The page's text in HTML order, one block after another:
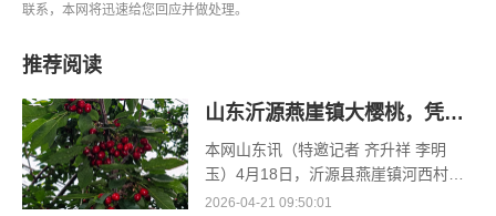
联系，本网将迅速给您回应并做处理。
推荐阅读
山东沂源燕崖镇大樱桃，凭什么一路领“鲜”
本网山东讯（特邀记者 齐升祥 李明
玉）4月18日，沂源县燕崖镇河西村孟
凡红的空调大棚里，大棚樱桃的采收却
2026-04-21 09:50:01